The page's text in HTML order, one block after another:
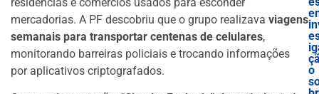
mercadorias. A PF descobriu que o grupo realizava viagens
semanais para transportar centenas de celulares,
monitorando barreiras policiais e trocando informações
por aplicativos criptografados.
o